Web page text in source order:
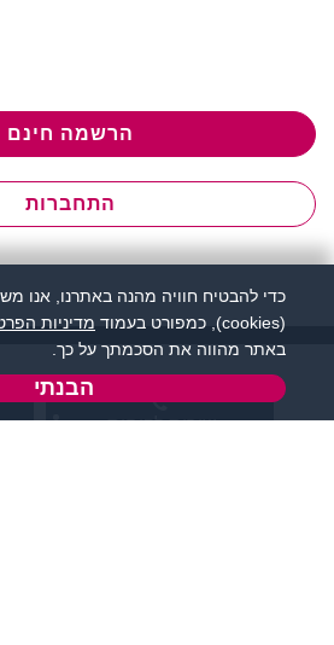
הרשמה חינם
התחברות
שירות לקוחות:
כדי להבטיח חוויה מהנה באתרנו, אנו
(cookies), כמפורט בעמוד
מדיניות
באתר מהווה את הסכמתך על כך.
הבנתי